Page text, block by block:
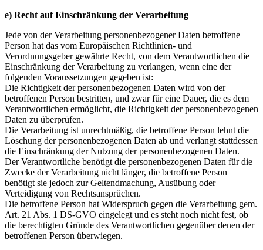
e) Recht auf Einschränkung der Verarbeitung
Jede von der Verarbeitung personenbezogener Daten betroffene
Person hat das vom Europäischen Richtlinien- und
Verordnungsgeber gewährte Recht, von dem Verantwortlichen die
Einschränkung der Verarbeitung zu verlangen, wenn eine der
folgenden Voraussetzungen gegeben ist:
Die Richtigkeit der personenbezogenen Daten wird von der
betroffenen Person bestritten, und zwar für eine Dauer, die es dem
Verantwortlichen ermöglicht, die Richtigkeit der personenbezogenen
Daten zu überprüfen.
Die Verarbeitung ist unrechtmäßig, die betroffene Person lehnt die
Löschung der personenbezogenen Daten ab und verlangt stattdessen
die Einschränkung der Nutzung der personenbezogenen Daten.
Der Verantwortliche benötigt die personenbezogenen Daten für die
Zwecke der Verarbeitung nicht länger, die betroffene Person
benötigt sie jedoch zur Geltendmachung, Ausübung oder
Verteidigung von Rechtsansprüchen.
Die betroffene Person hat Widerspruch gegen die Verarbeitung gem.
Art. 21 Abs. 1 DS-GVO eingelegt und es steht noch nicht fest, ob
die berechtigten Gründe des Verantwortlichen gegenüber denen der
betroffenen Person überwiegen.